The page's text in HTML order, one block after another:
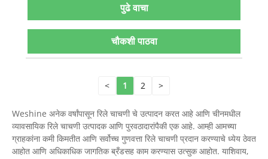
पुढे वाचा
चौकशी पाठवा
< 1 2 >
Weshine अनेक वर्षांपासून रिले चाचणी चे उत्पादन करत आहे आणि चीनमधील
व्यावसायिक रिले चाचणी उत्पादक आणि पुरवठादारांपैकी एक आहे. आम्ही आमच्या
ग्राहकांना कमी किमतीत आणि सर्वोच्च गुणवत्ता रिले चाचणी प्रदान करण्याचे ध्येय ठेवत
आहोत आणि अधिकाधिक जागतिक ब्रँडसह काम करण्यास उत्सुक आहोत. याशिवाय,